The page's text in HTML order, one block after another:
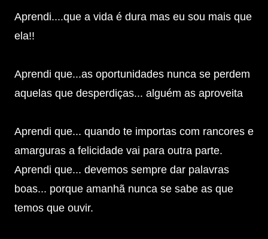
Aprendi....que a vida é dura mas eu sou mais que
ela!!
Aprendi que...as oportunidades nunca se perdem
aquelas que desperdiças... alguém as aproveita
Aprendi que... quando te importas com rancores e
amarguras a felicidade vai para outra parte.
Aprendi que... devemos sempre dar palavras
boas... porque amanhã nunca se sabe as que
temos que ouvir.